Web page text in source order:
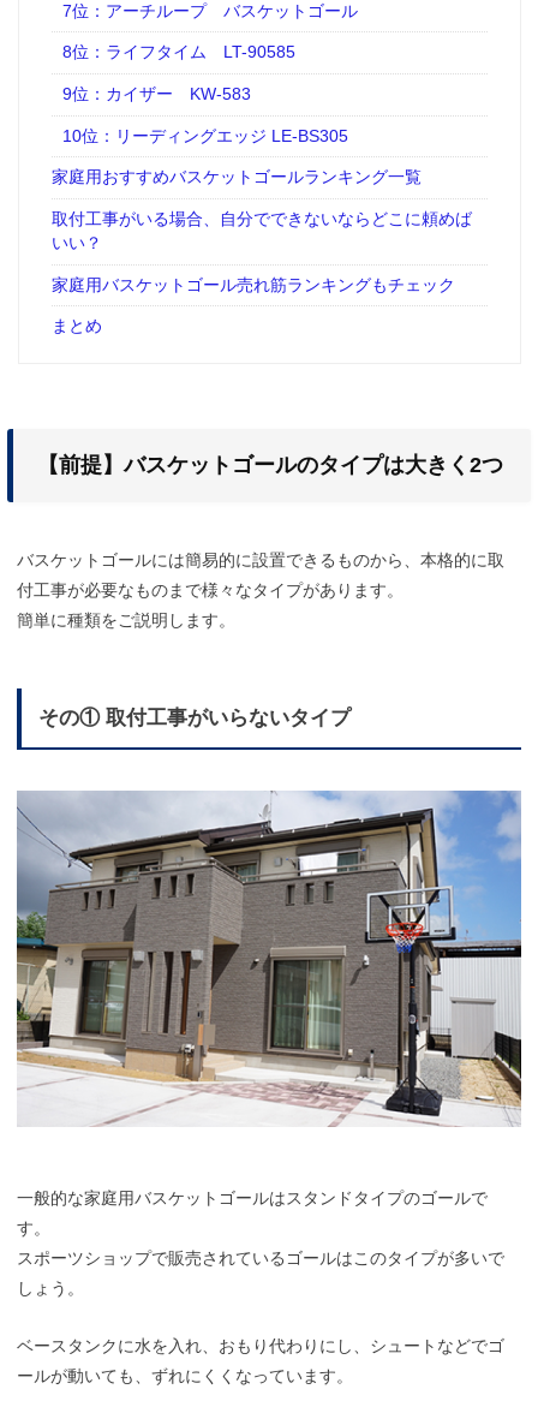
7位：アーチループ バスケットゴール
8位：ライフタイム LT-90585
9位：カイザー KW-583
10位：リーディングエッジ LE-BS305
家庭用おすすめバスケットゴールランキング一覧
取付工事がいる場合、自分でできないならどこに頼めば
いい？
家庭用バスケットゴール売れ筋ランキングもチェック
まとめ
【前提】バスケットゴールのタイプは大きく2つ
バスケットゴールには簡易的に設置できるものから、本格的に取
付工事が必要なものまで様々なタイプがあります。
簡単に種類をご説明します。
その① 取付工事がいらないタイプ
一般的な家庭用バスケットゴールはスタンドタイプのゴールで
す。
スポーツショップで販売されているゴールはこのタイプが多いで
しょう。
ベースタンクに水を入れ、おもり代わりにし、シュートなどでゴ
ールが動いても、ずれにくくなっています。